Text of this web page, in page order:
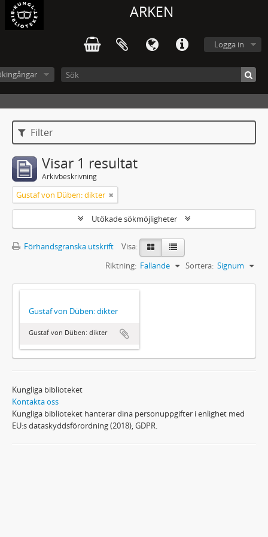
ARKEN
Logga in
Filter
Visar 1 resultat
Arkivbeskrivning
Gustaf von Düben: dikter
Utökade sökmöjligheter
Förhandsgranska utskrift
Visa:
Sortera: Signum
Riktning: Fallande
Gustaf von Düben: dikter
Gustaf von Düben: dikter
Kungliga biblioteket
Kontakta oss
Kungliga biblioteket hanterar dina personuppgifter i enlighet med
EU:s dataskyddsförordning (2018), GDPR.